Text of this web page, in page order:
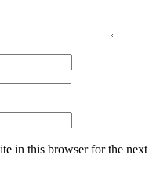
in this browser for the next